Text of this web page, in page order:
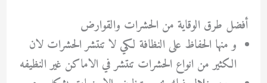
أفضل طرق الوقاية من الحشرات والقوارض
و منها الحفاظ على النظافة لكي لا تنتشر الحشرات لان
الكثير من انواع الحشرات تنتشر في الاماكن غير النظيفه